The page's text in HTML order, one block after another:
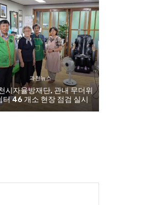
과천뉴스
시자율방재단, 관내 무더위
터 46 개소 현장 점검 실시